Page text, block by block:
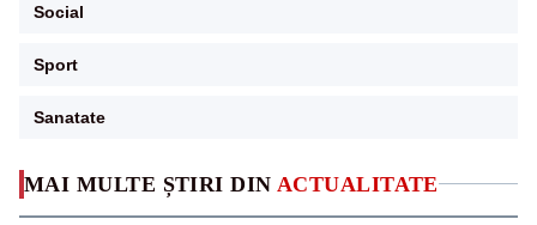
MAI MULTE ȘTIRI DIN ACTUALITATE
Social
Sport
Sanatate